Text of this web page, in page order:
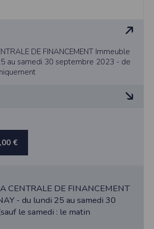
DE FINANCEMENT Immeuble
au samedi 30 septembre 2023 - de
mais de façon limitée en dehors
organisent le dimanche
et non classée.
€
CENTRALE DE FINANCEMENT
- du lundi 25 au samedi 30
le samedi : le matin
membre, retenir
Nationale de
Les données
une localisation
volontairement